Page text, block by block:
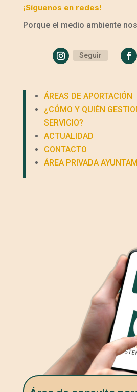
¡Síguenos en redes!
Porque el medio ambiente
Seguir
ÁREAS DE APORTACIÓN
¿CÓMO Y QUIÉN
SERVICIO?
ACTUALIDAD
CONTACTO
ÁREA PRIVADA